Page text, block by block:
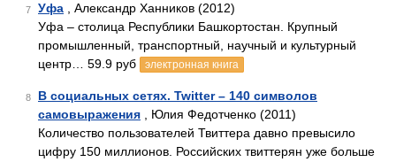
7 Уфа , Александр Ханников (2012)
Уфа – столица Республики Башкортостан. Крупный
промышленный, транспортный, научный и культурный
центр… 59.9 руб
электронная книга
8
В социальных сетях. Twitter – 140 символов
самовыражения , Юлия Федотченко (2011)
Количество пользователей Твиттера давно превысило
цифру 150 миллионов. Российских твиттерян уже больше